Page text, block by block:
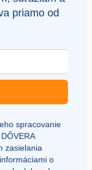
priamo od
spracovanie
zasielania
o